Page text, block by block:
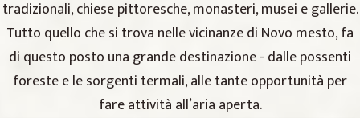
tradizionali, chiese pittoresche, monasteri, musei e gallerie.
Tutto quello che si trova nelle vicinanze di Novo mesto, fa
di questo posto una grande destinazione - dalle possenti
foreste e le sorgenti termali, alle tante opportunità per
fare attività all’aria aperta.